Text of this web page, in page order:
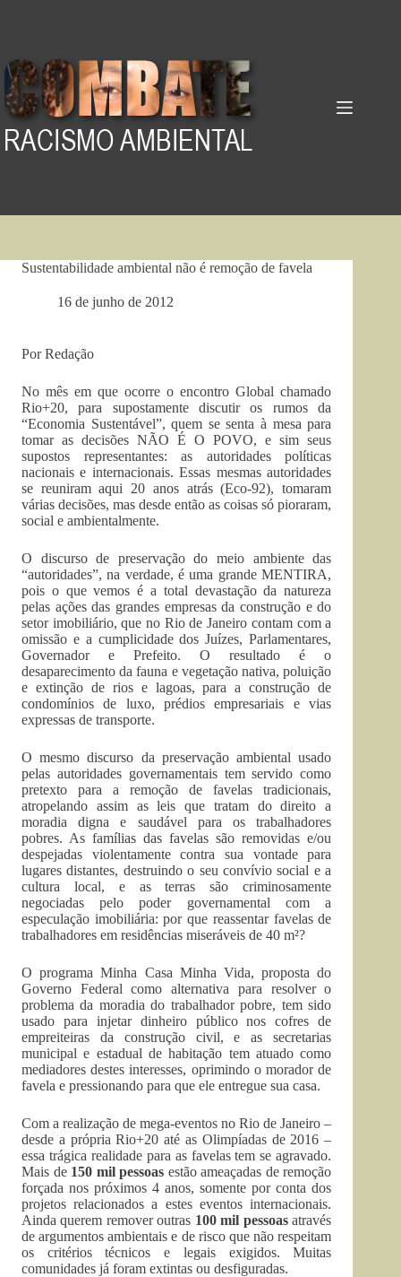
Sustentabilidade ambiental não é remoção de favela
16 de junho de 2012
Por Redação
No mês em que ocorre o encontro Global chamado
Rio+20, para supostamente discutir os rumos da
“Economia Sustentável”, quem se senta à mesa para
tomar as decisões NÃO É O POVO, e sim seus
supostos representantes: as autoridades políticas
nacionais e internacionais. Essas mesmas autoridades
se reuniram aqui 20 anos atrás (Eco-92), tomaram
várias decisões, mas desde então as coisas só pioraram,
social e ambientalmente.
O discurso de preservação do meio ambiente das
“autoridades”, na verdade, é uma grande MENTIRA,
pois o que vemos é a total devastação da natureza
pelas ações das grandes empresas da construção e do
setor imobiliário, que no Rio de Janeiro contam com a
omissão e a cumplicidade dos Juízes, Parlamentares,
Governador e Prefeito. O resultado é o
desaparecimento da fauna e vegetação nativa, poluição
e extinção de rios e lagoas, para a construção de
condomínios de luxo, prédios empresariais e vias
expressas de transporte.
O mesmo discurso da preservação ambiental usado
pelas autoridades governamentais tem servido como
pretexto para a remoção de favelas tradicionais,
atropelando assim as leis que tratam do direito a
moradia digna e saudável para os trabalhadores
pobres. As famílias das favelas são removidas e/ou
despejadas violentamente contra sua vontade para
lugares distantes, destruindo o seu convívio social e a
cultura local, e as terras são criminosamente
negociadas pelo poder governamental com a
especulação imobiliária: por que reassentar favelas de
trabalhadores em residências miseráveis de 40 m²?
O programa Minha Casa Minha Vida, proposta do
Governo Federal como alternativa para resolver o
problema da moradia do trabalhador pobre, tem sido
usado para injetar dinheiro público nos cofres de
empreiteiras da construção civil, e as secretarias
municipal e estadual de habitação tem atuado como
mediadores destes interesses, oprimindo o morador de
favela e pressionando para que ele entregue sua casa.
Com a realização de mega-eventos no Rio de Janeiro –
desde a própria Rio+20 até as Olimpíadas de 2016 –
essa trágica realidade para as favelas tem se agravado.
Mais de 150 mil pessoas estão ameaçadas de remoção
forçada nos próximos 4 anos, somente por conta dos
projetos relacionados a estes eventos internacionais.
Ainda querem remover outras 100 mil pessoasatravés
de argumentos ambientais e de risco que não respeitam
os critérios técnicos e legais exigidos. Muitas
comunidades já foram extintas ou desfiguradas.